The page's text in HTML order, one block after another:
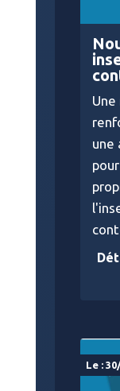
une
Le :